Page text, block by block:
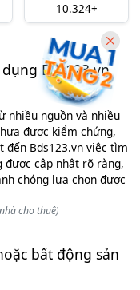
10.324+
Bds123.vn
nhiều nguồn và nhiều
được kiểm chứng,
đến Bds123.vn việc tìm
được cập nhật rõ ràng,
chóng lựa chọn được
cho thuê)
bất động sản